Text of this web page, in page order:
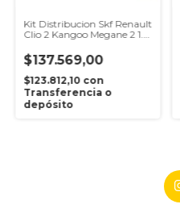
Kit Distribucion Skf Renault
Clio 2 Kangoo Megane 2 1.5
$137.569,00
$123.812,10 con
Transferencia o
depósito